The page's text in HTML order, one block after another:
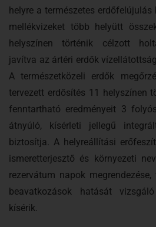
helyre a természetes
mellékvizeket több helyütt
helyszínen történik célzott
javítva az ártéri erdők
A természetközeli erdők
tervezett erdősítés 11 helyszínen
fenntartható eredményeit 3
átnyúló, kísérleti jellegű
biztosítja. A helyreállítási
ismeretterjesztő és környezeti
rezervátum napok
beavatkozások hatását
kísérik.